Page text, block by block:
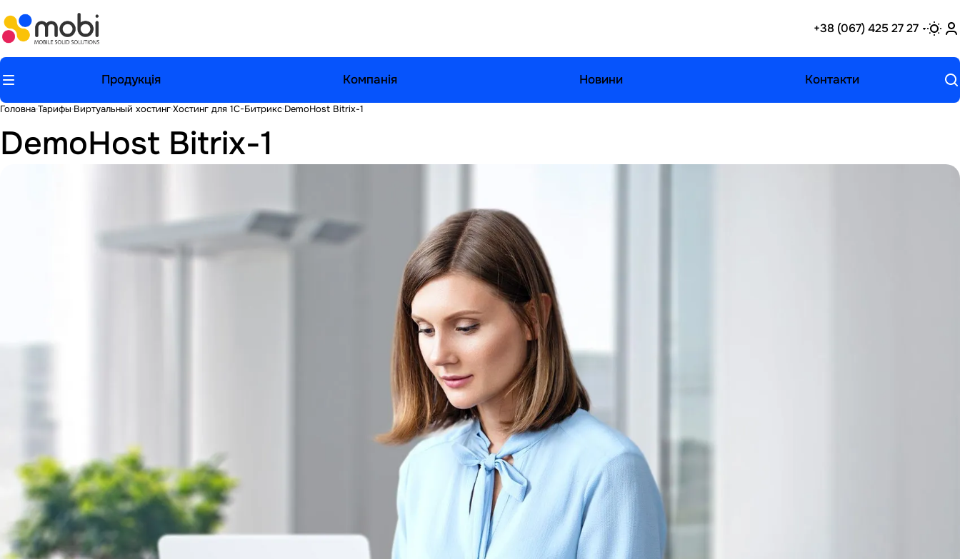
+38 (067) 425 27 27
Продукція Компанія Новини Контакти
ГоловнаТарифы Виртуальный хостингХостинг для 1С-Битрикс DemoHost Bitrix-1
DemoHost Bitrix-1